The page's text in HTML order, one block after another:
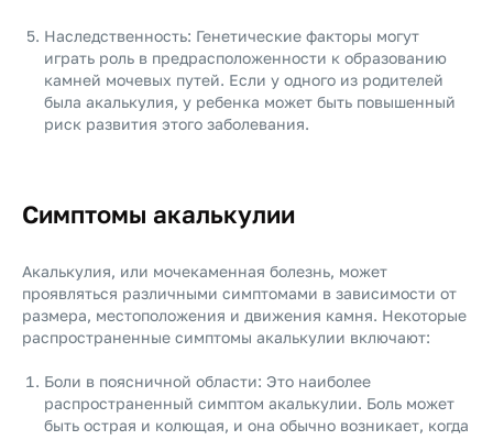
Наследственность: Генетические факторы могут
играть роль в предрасположенности к образованию
камней мочевых путей. Если у одного из родителей
была акалькулия, у ребенка может быть повышенный
риск развития этого заболевания.
Симптомы акалькулии
Акалькулия, или мочекаменная болезнь, может
проявляться различными симптомами в зависимости от
размера, местоположения и движения камня. Некоторые
распространенные симптомы акалькулии включают:
Боли в поясничной области: Это наиболее
распространенный симптом акалькулии. Боль может
быть острая и колющая, и она обычно возникает, когда